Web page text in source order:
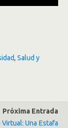
, Salud y
Próxima Entrada
Una Estafa